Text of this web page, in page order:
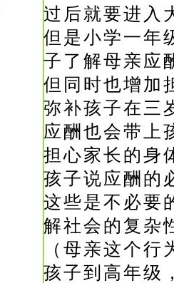
过后就要进入
但是小学一年
子了解母亲应
但同时也增加
弥补孩子在三
应酬也会带上
担心家长的身
孩子说应酬的
这些是不必要
解社会的复杂
（母亲这个
孩子到高年级